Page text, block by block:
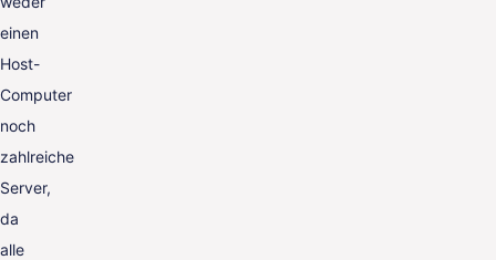
einen
Host-
Computer
noch
zahlreiche
Server,
da
alle